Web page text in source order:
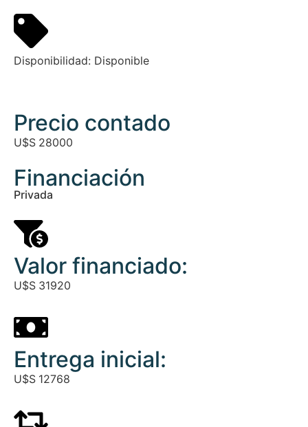
Disponibilidad: Disponible
Precio contado
U$S 28000
Financiación
Privada
Valor financiado:
U$S 31920
Entrega inicial:
U$S 12768